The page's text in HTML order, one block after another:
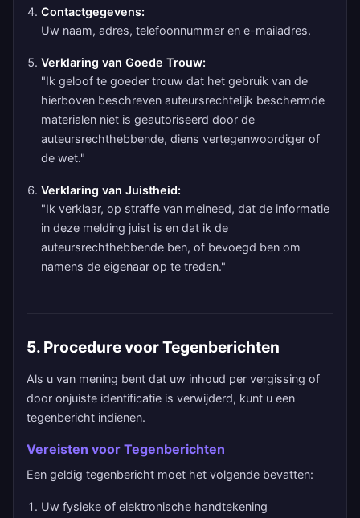
Contactgegevens:
Uw naam, adres, telefoonnummer en e-mailadres.
Verklaring van Goede Trouw:
"Ik geloof te goeder trouw dat het gebruik van de
hierboven beschreven auteursrechtelijk beschermde
materialen niet is geautoriseerd door de
auteursrechthebbende, diens vertegenwoordiger of
de wet."
Verklaring van Juistheid:
"Ik verklaar, op straffe van meineed, dat de informatie
in deze melding juist is en dat ik de
auteursrechthebbende ben, of bevoegd ben om
namens de eigenaar op te treden."
5. Procedure voor Tegenberichten
Als u van mening bent dat uw inhoud per vergissing of
door onjuiste identificatie is verwijderd, kunt u een
tegenbericht indienen.
Vereisten voor Tegenberichten
Een geldig tegenbericht moet het volgende bevatten:
Uw fysieke of elektronische handtekening